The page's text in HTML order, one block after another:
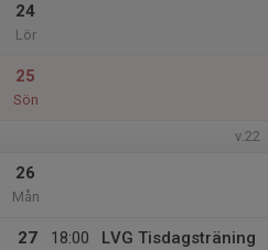
24
Lör
25
Sön
v.22
26
Mån
27
18:00
LVG Tisdagsträning